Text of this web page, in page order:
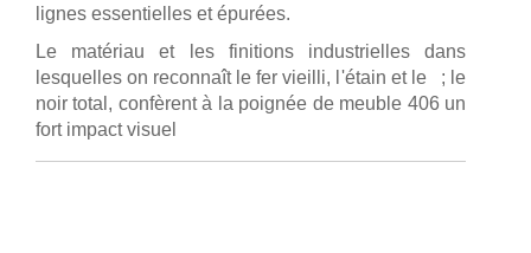
lignes essentielles et épurées.
Le matériau et les finitions industrielles dans
lesquelles on reconnaît le fer vieilli, l'étain et le ; le
noir total, confèrent à la poignée de meuble 406 un
fort impact visuel